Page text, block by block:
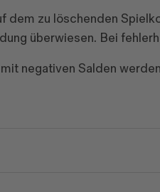
dem zu löschenden
überwiesen. Bei
negativen Salden